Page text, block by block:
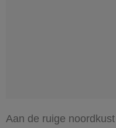
Aan de ruige